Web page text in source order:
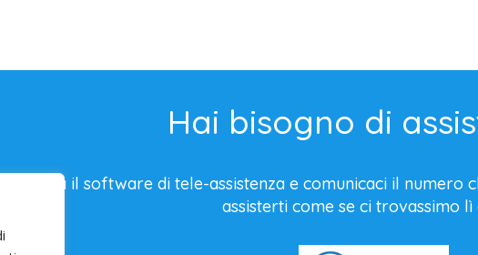
Hai bisogno di
Scarica il software di tele-assistenza e comunicaci il
assisterti come se ci trovassimo lì